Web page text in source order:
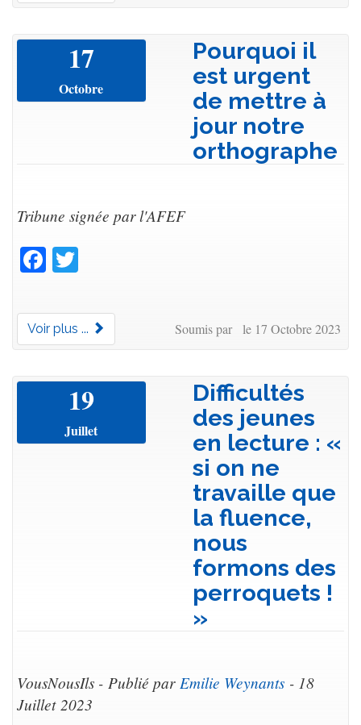
17
Octobre
Pourquoi il
est urgent
de mettre à
jour notre
orthographe
Tribune signée par l'AFEF
Facebook
Voir plus ... Soumis par le 17 Octobre 2023
19
Juillet
Difficultés
des jeunes
en lecture : «
si on ne
travaille que
la fluence,
nous
formons des
perroquets !
»
VousNousIls - Publié par Emilie Weynants - 18
Juillet 2023